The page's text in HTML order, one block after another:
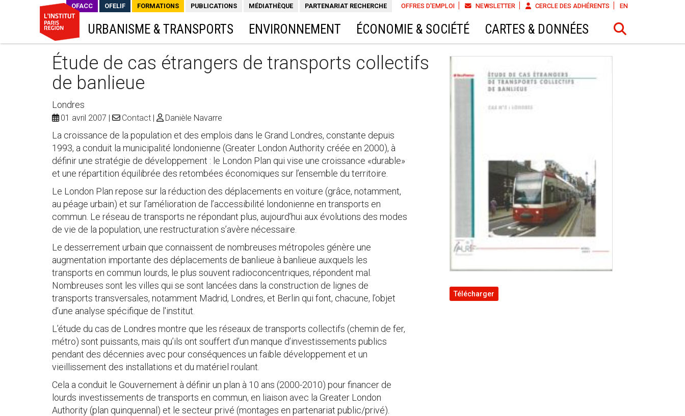
OFFRES D'EMPLOI NEWSLETTER CERCLE DES ADHÉRENTS EN
OFACC OFELIF FORMATIONS PUBLICATIONS MÉDIATHÈQUE PARTENARIAT RECHERCHE
URBANISME & TRANSPORTS ENVIRONNEMENT ÉCONOMIE & SOCIÉTÉ CARTES & DONNÉES
Étude de cas étrangers de transports collectifs
de banlieue
Londres
01 avril 2007 Contact Danièle Navarre
La croissance de la population et des emplois dans le Grand Londres, constante depuis
1993, a conduit la municipalité londonienne (Greater London Authority créée en 2000), à
définir une stratégie de développement : le London Plan qui vise une croissance «durable»
et une répartition équilibrée des retombées économiques sur l’ensemble du territoire.
Le London Plan repose sur la réduction des déplacements en voiture (grâce, notamment,
au péage urbain) et sur l’amélioration de l’accessibilité londonienne en transports en
commun. Le réseau de transports ne répondant plus, aujourd’hui aux évolutions des modes
de vie de la population, une restructuration s’avère nécessaire.
Le desserrement urbain que connaissent de nombreuses métropoles génère une
augmentation importante des déplacements de banlieue à banlieue auxquels les
transports en commun lourds, le plus souvent radioconcentriques, répondent mal.
Nombreuses sont les villes qui se sont lancées dans la construction de lignes de
transports transversales, notamment Madrid, Londres, et Berlin qui font, chacune, l’objet
d’une analyse spécifique de l'institut.
L’étude du cas de Londres montre que les réseaux de transports collectifs (chemin de fer,
métro) sont puissants, mais qu’ils ont souffert d’un manque d’investissements publics
pendant des décennies avec pour conséquences un faible développement et un
vieillissement des installations et du matériel roulant.
Cela a conduit le Gouvernement à définir un plan à 10 ans (2000-2010) pour financer de
lourds investissements de transports en commun, en liaison avec la Greater London
Authority (plan quinquennal) et le secteur privé (montages en partenariat public/privé).
Télécharger